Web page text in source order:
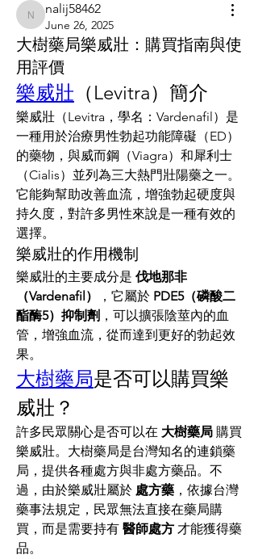
nalij58462
nalij58462
June 26, 2025
大樹藥局樂威壯：購買指南與使
用評價
樂威壯 （Levitra）簡介
樂威壯（Levitra，學名：Vardenafil）是
一種用於治療男性勃起功能障礙（ED）
的藥物，與威而鋼（Viagra）和犀利士
（Cialis）並列為三大熱門壯陽藥之一。
它能夠幫助改善血流，增強勃起硬度與
持久度，對許多男性來說是一種有效的
選擇。
樂威壯的作用機制
樂威壯的主要成分是 伐地那非
（Vardenafil）
，它屬於 PDE5（磷酸二
酯酶5）抑制劑 ，可以擴張陰莖內的血
管，增強血流，從而達到更好的勃起效
果。
大樹藥局是否可以購買樂
威壯？
許多民眾關心是否可以在 大樹藥局 購買
樂威壯。大樹藥局是台灣知名的連鎖藥
局，提供各種處方與非處方藥品。不
過，由於樂威壯屬於 處方藥 ，依據台灣
藥事法規定，民眾無法直接在藥局購
買，而是需要持有 醫師處方 才能獲得藥
品。